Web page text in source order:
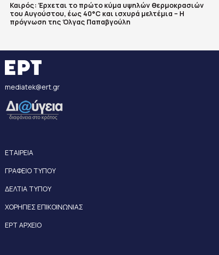
Καιρός: Έρχεται το πρώτο κύμα υψηλών θερμοκρασιών
του Αυγούστου, έως 40°C και ισχυρά μελτέμια – Η
πρόγνωση της Όλγας Παπαβγούλη
mediatek@ert.gr
ΕΤΑΙΡΕΙΑ
ΓΡΑΦΕΙΟ ΤΥΠΟΥ
ΔΕΛΤΙΑ ΤΥΠΟΥ
ΧΟΡΗΓΙΕΣ ΕΠΙΚΟΙΝΩΝΙΑΣ
ΕΡΤ ΑΡΧΕΙΟ